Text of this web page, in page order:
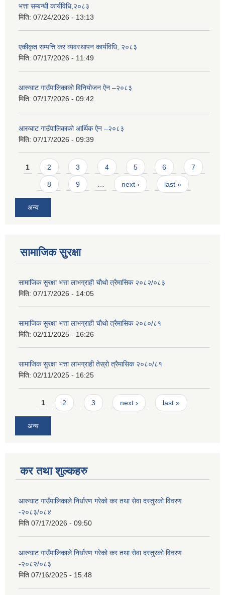
भत्ता सम्बन्धी कार्यविधि,२०८३
मिति: 07/24/2026 - 13:13
एकीकृत सम्पत्ति कर व्यवस्थापन कार्यविधि, २०८३
मिति: 07/17/2026 - 11:49
आरुघाट गाउँपालिकाको विनियोजन ऐन –२०८३
मिति: 07/17/2026 - 09:42
आरुघाट गाउँपालिकाको आर्थिक ऐन –२०८३
मिति: 07/17/2026 - 09:39
Pages
1 2 3 4 5 6 7
8 9 next › last »
अन्य
सामाजिक सुरक्षा
सामाजिक सुरक्षा भत्ता लाभग्राही चौथो त्रैमासिक २०८२/०८३
मिति: 07/17/2026 - 14:05
सामाजिक सुरक्षा भत्ता लाभग्राही चौथो त्रैमासिक २०८०/८१
मिति: 02/11/2025 - 16:26
सामाजिक सुरक्षा भत्ता लाभग्राही तेस्रो त्रैमासिक २०८०/८१
मिति: 02/11/2025 - 16:25
Pages
1 2 3 next › last »
अन्य
कर तथा शुल्कहरु
आरुघाट गाउँपालिकाले निर्धारण गरेको कर तथा सेवा दस्तुरको विवरण
-२०८३/०८४
मिति 07/17/2026 - 09:50
आरुघाट गाउँपालिकाले निर्धारण गरेको कर तथा सेवा दस्तुरको विवरण
-२०८२/०८३
मिति 07/16/2025 - 15:48